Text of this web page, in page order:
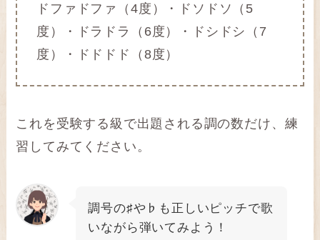
ドファドファ（4度）・ドソドソ（5
度）・ドラドラ（6度）・ドシドシ（7
度）・ドドドド（8度）
これを受験する級で出題される調の数だけ、練
習してみてください。
調号の♯や♭も正しいピッチで歌
いながら弾いてみよう！